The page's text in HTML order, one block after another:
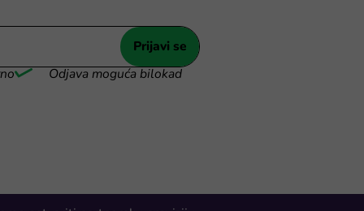
Prijavi se
Odjava moguća bilokad